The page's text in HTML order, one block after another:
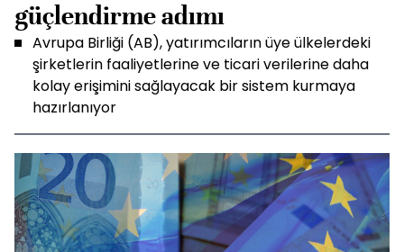
güçlendirme adımı
Avrupa Birliği (AB), yatırımcıların üye ülkelerdeki
şirketlerin faaliyetlerine ve ticari verilerine daha
kolay erişimini sağlayacak bir sistem kurmaya
hazırlanıyor